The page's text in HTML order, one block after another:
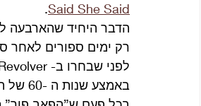
Said She Said
.
הדבר היחיד שהארבעה
רק ימים ספורים לאחר
לפני שבחרו ב- Revolver, הם כמעט בחרו בשם נוראי שהציע רינגו.
באמצע שנות ה -60 של המאה הקודמת, היותה לביטלס יריבות ידידותית עם הרולינג סטונס.